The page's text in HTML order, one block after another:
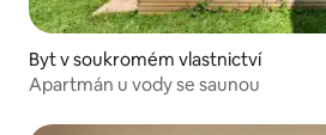
Byt v soukromém vlastnictví
Apartmán u vody se saunou